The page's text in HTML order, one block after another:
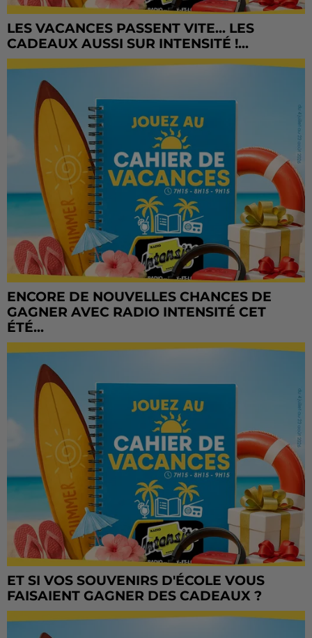
LES VACANCES PASSENT VITE... LES
CADEAUX AUSSI SUR INTENSITÉ !...
ENCORE DE NOUVELLES CHANCES DE
GAGNER AVEC RADIO INTENSITÉ CET
ÉTÉ...
ET SI VOS SOUVENIRS D'ÉCOLE VOUS
FAISAIENT GAGNER DES CADEAUX ?